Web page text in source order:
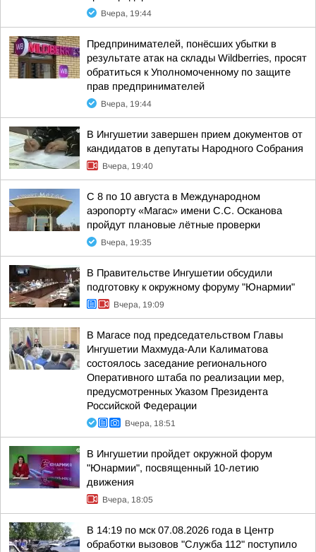
Вчера, 19:44
Предпринимателей, понёсших убытки в
результате атак на склады Wildberries, просят
обратиться к Уполномоченному по защите
прав предпринимателей
Вчера, 19:44
В Ингушетии завершен прием документов от
кандидатов в депутаты Народного Собрания
Вчера, 19:40
С 8 по 10 августа в Международном
аэропорту «Магас» имени С.С. Осканова
пройдут плановые лётные проверки
Вчера, 19:35
В Правительстве Ингушетии обсудили
подготовку к окружному форуму "Юнармии"
Вчера, 19:09
В Магасе под председательством Главы
Ингушетии Махмуда-Али Калиматова
состоялось заседание регионального
Оперативного штаба по реализации мер,
предусмотренных Указом Президента
Российской Федерации
Вчера, 18:51
В Ингушетии пройдет окружной форум
"Юнармии", посвященный 10-летию
движения
Вчера, 18:05
В 14:19 по мск 07.08.2026 года в Центр
обработки вызовов "Служба 112" поступило